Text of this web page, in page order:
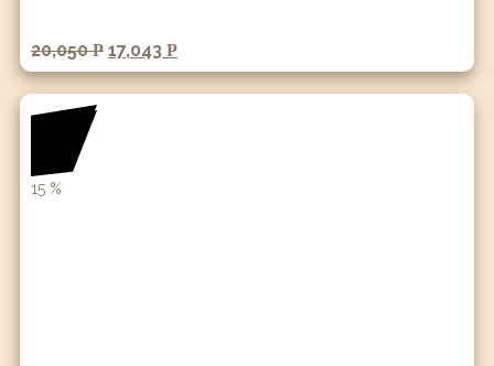
20,050Р 17,043 Р
15 %